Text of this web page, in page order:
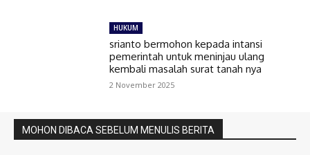
HUKUM
srianto bermohon kepada intansi
pemerintah untuk meninjau ulang
kembali masalah surat tanah nya
2 November 2025
MOHON DIBACA SEBELUM MENULIS BERITA